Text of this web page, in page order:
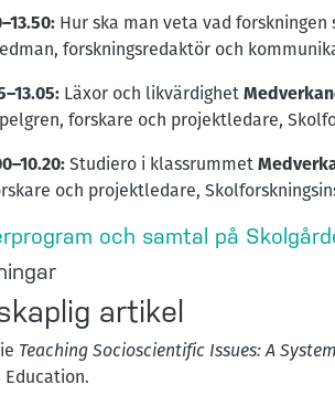
Hur ska man veta vad forskningen
forskningsredaktör och
Läxor och likvärdighet
forskare och projektledare,
Studiero i klassrummet
och projektledare,
och samtal på
artikel
Teaching Socioscientific Issues: A